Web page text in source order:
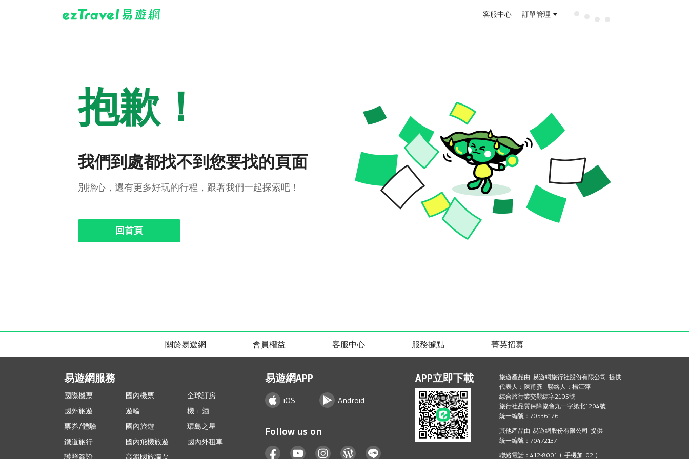
客服中心 訂單管理
抱歉！
我們到處都找不到您要找的頁面
別擔心，還有更多好玩的行程，跟著我們一起探索吧！
回首頁
關於易遊網 會員權益 客服中心 服務據點 菁英招募
易遊網服務
國際機票 國內機票
全球訂房
國外旅遊
遊輪
機 + 酒
票券/體驗
國內旅遊
環島之星
鐵道旅行
國內飛機旅遊
國內外租車
護照簽證
高鐵國旅聯票
易遊網APP
iOS Android
Follow us on
APP立即下載
旅遊產品由 易遊網旅行社股份有限公司 提供
代表人：陳甫彥 聯絡人：楊江萍
綜合旅行業交觀綜字2105號
旅行社品質保障協會九一字第北1204號
統一編號：70536126
其他產品由 易遊網股份有限公司 提供
統一編號：70472137
聯絡電話：412-8001 ( 手機加 02 )